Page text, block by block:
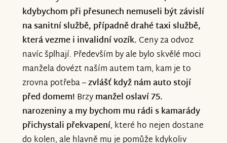
kdybychom při přesunech nemuseli být závislí
na sanitní službě, případně drahé taxi službě,
která vezme i invalidní vozík. Ceny za odvoz
navíc šplhají. Především by ale bylo skvělé moci
manžela dovézt naším autem tam, kam je to
zrovna potřeba –zvlášť když nám auto stojí
před domem! Brzymanžel oslaví 75.
narozeniny a my bychom mu rádi s kamarády
přichystali překvapení, které ho nejen dostane
do kolen, ale hlavně mu je pomůže kdykoliv